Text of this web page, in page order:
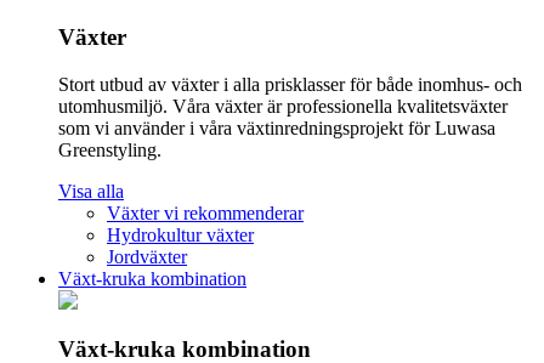
Växter
Stort utbud av växter i alla prisklasser för både inomhus- och
utomhusmiljö. Våra växter är professionella kvalitetsväxter
som vi använder i våra växtinredningsprojekt för Luwasa
Greenstyling.
Visa alla
Växter vi rekommenderar
Hydrokultur växter
Jordväxter
Växt-kruka kombination
Växt-kruka kombination